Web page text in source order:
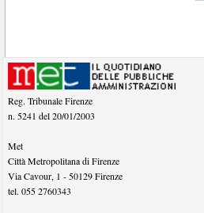
Reg. Tribunale Firenze
n. 5241 del 20/01/2003
Met
Città Metropolitana di Firenze
Via Cavour, 1 - 50129 Firenze
tel.055 2760343